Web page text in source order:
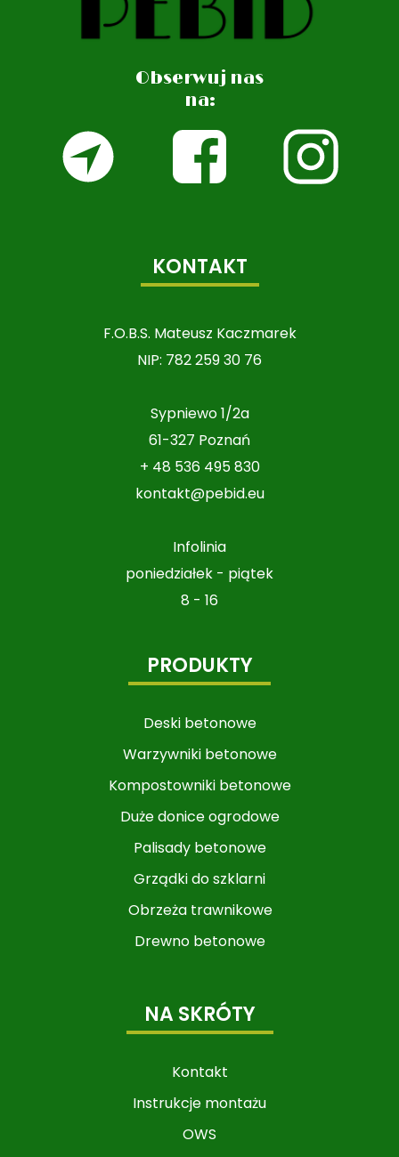
Obserwuj nas
na:
KONTAKT
F.O.B.S. Mateusz Kaczmarek
NIP: 782 259 30 76
Sypniewo 1/2a
61-327 Poznań
+ 48 536 495 830
kontakt@pebid.eu
Infolinia
poniedziałek - piątek
8 - 16
PRODUKTY
Deski betonowe
Warzywniki betonowe​​​​​​
Kompostowniki betonowe
Duże donice ogrodowe
Palisady betonowe
Grządki do szklarni
Obrzeża trawnikowe
Drewno betonowe
NA SKRÓTY
Kontakt
Instrukcje montażu
OWS